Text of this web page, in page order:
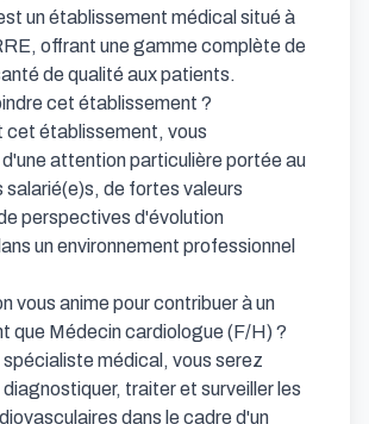
un établissement médical situé à
offrant une gamme complète de
de qualité aux patients.
cet établissement ?
cet établissement, vous
attention particulière portée au
salarié(e)s, de fortes valeurs
perspectives d'évolution
un environnement professionnel
vous anime pour contribuer à un
que Médecin cardiologue (F/H) ?
spécialiste médical, vous serez
traiter et surveiller les
dans le cadre d'un